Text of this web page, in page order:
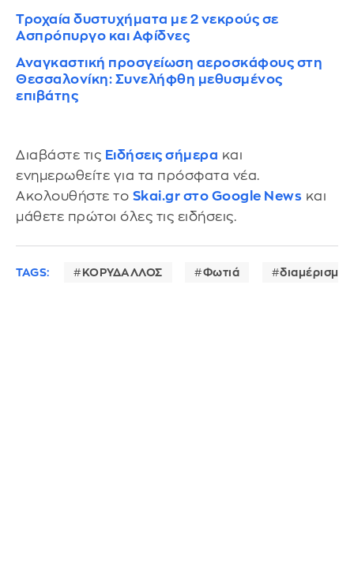
Τροχαία δυστυχήματα με 2 νεκρούς σε
Ασπρόπυργο και Αφίδνες
Αναγκαστική προσγείωση αεροσκάφους στη
Θεσσαλονίκη: Συνελήφθη μεθυσμένος
επιβάτης
Διαβάστε τις Ειδήσεις σήμερα και
ενημερωθείτε για τα πρόσφατα νέα.
Ακολουθήστε το Skai.gr στο Google News και
μάθετε πρώτοι όλες τις ειδήσεις.
TAGS: ΚΟΡΥΔΑΛΛΟΣ Φωτιά διαμέρισμα